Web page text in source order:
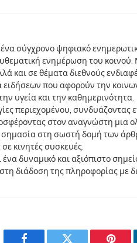
ένα σύγχρονο ψηφιακό
ενημέρωση του
και σε θέματα διεθνούς
που αφορούν την
υγεία και την καθημερινότητα.
περιεχομένου, συνδυάζοντας
στον αναγνώστη μια
σημασία στη σωστή δομή των
κινητές συσκευές.
ένα δυναμικό και αξιόπιστο
διάδοση της πληροφορίας με